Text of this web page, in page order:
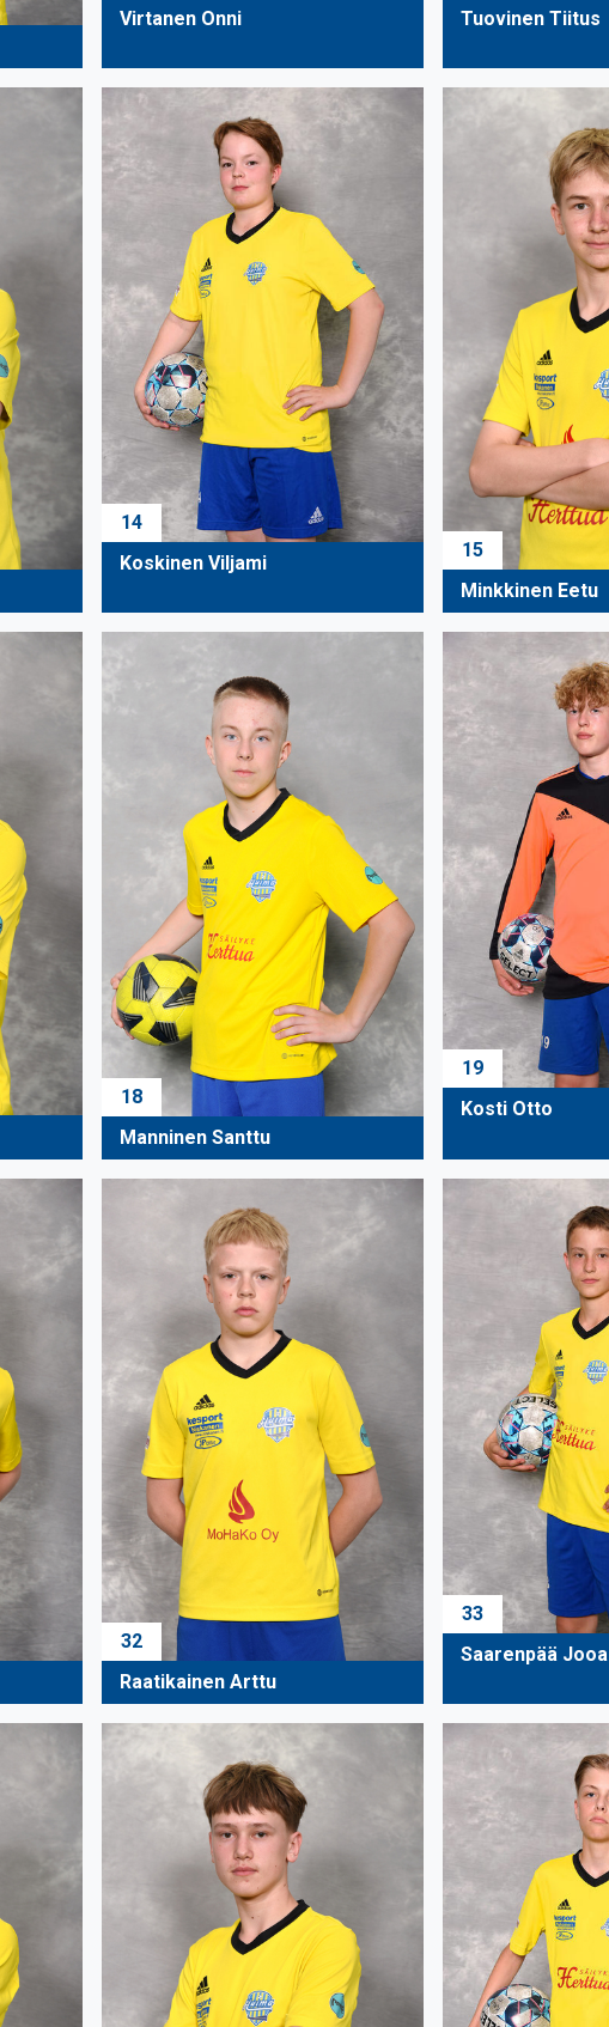
Virtanen Onni Tuovinen Tiitus
14
Koskinen Viljami
15
Minkkinen Eetu
18
Manninen Santtu
19
Kosti Otto
32
Raatikainen Arttu
33
Saarenpää Jooa